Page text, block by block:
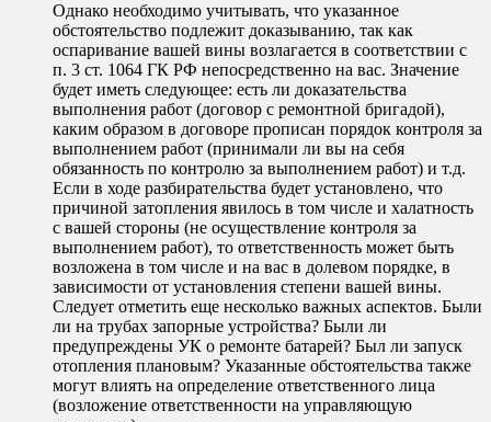
Однако необходимо учитывать, что указанное
обстоятельство подлежит доказыванию, так как
оспаривание вашей вины возлагается в соответствии с
п. 3 ст. 1064 ГК РФ непосредственно на вас. Значение
будет иметь следующее: есть ли доказательства
выполнения работ (договор с ремонтной бригадой),
каким образом в договоре прописан порядок контроля за
выполнением работ (принимали ли вы на себя
обязанность по контролю за выполнением работ) и т.д.
Если в ходе разбирательства будет установлено, что
причиной затопления явилось в том числе и халатность
с вашей стороны (не осуществление контроля за
выполнением работ), то ответственность может быть
возложена в том числе и на вас в долевом порядке, в
зависимости от установления степени вашей вины.
Следует отметить еще несколько важных аспектов. Были
ли на трубах запорные устройства? Были ли
предупреждены УК о ремонте батарей? Был ли запуск
отопления плановым? Указанные обстоятельства также
могут влиять на определение ответственного лица
(возложение ответственности на управляющую